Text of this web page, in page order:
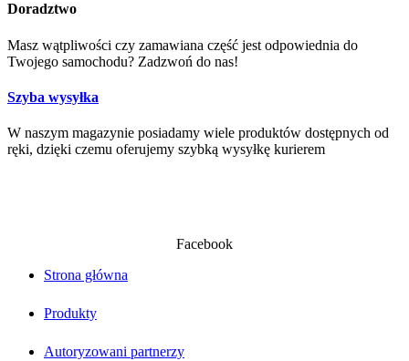
Doradztwo
Masz wątpliwości czy zamawiana część jest odpowiednia do
Twojego samochodu? Zadzwoń do nas!
Szyba wysyłka
W naszym magazynie posiadamy wiele produktów dostępnych od
ręki, dzięki czemu oferujemy szybką wysyłkę kurierem
Facebook
Strona główna
Produkty
Autoryzowani partnerzy